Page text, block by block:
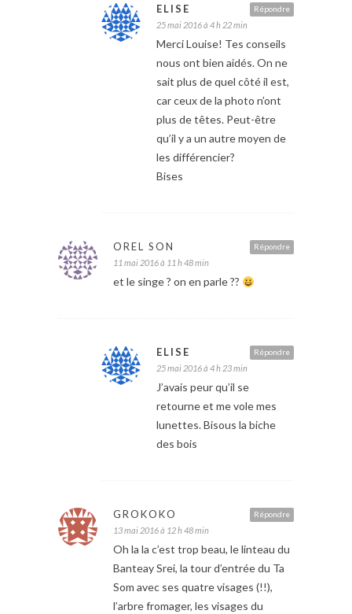
Répondre
ELISE
25 mai 2016 à 4 h 22 min
Merci Louise! Tes conseils
nous ont bien aidés. On ne
sait plus de quel côté il est,
car ceux de la photo n’ont
plus de têtes. Peut-être
qu’il y a un autre moyen de
les différencier?
Bises
Répondre
OREL SON
11 mai 2016 à 11 h 48 min
et le singe ? on en parle ??
Répondre
ELISE
25 mai 2016 à 4 h 23 min
J’avais peur qu’il se
retourne et me vole mes
lunettes. Bisous la biche
des bois
Répondre
GROKOKO
13 mai 2016 à 12 h 48 min
Oh la la c’est trop beau, le linteau du
Banteay Srei, la tour d’entrée du Ta
Som avec ses quatre visages (!!),
l’arbre fromager, les visages du